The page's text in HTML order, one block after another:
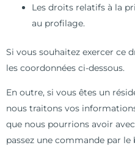
Les droits relatifs à la
au profilage.
Si vous souhaitez exercer ce
les coordonnées ci-dessous.
En outre, si vous êtes un
nous traitons vos
que nous pourrions avoir
passez une commande par